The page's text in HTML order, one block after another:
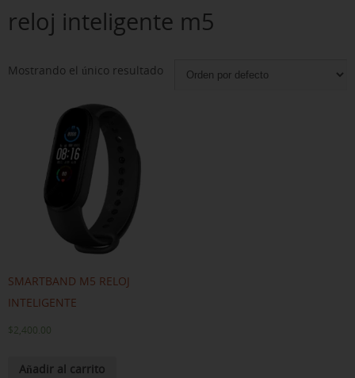
reloj inteligente m5
Mostrando el único resultado
SMARTBAND M5 RELOJ
INTELIGENTE
$2,400.00
Añadir al carrito